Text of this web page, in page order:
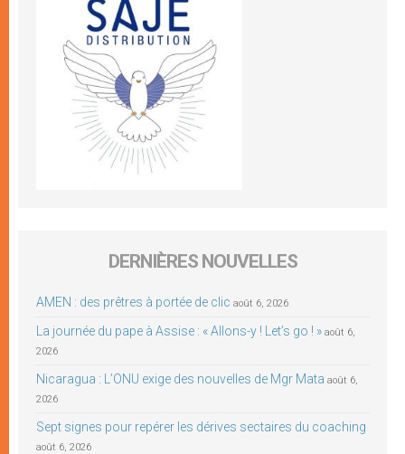
DERNIÈRES NOUVELLES
AMEN : des prêtres à portée de clic août 6, 2026
La journée du pape à Assise : « Allons-y ! Let’s go ! » août 6,
2026
Nicaragua : L’ONU exige des nouvelles de Mgr Mata août 6,
2026
Sept signes pour repérer les dérives sectaires du coaching
août 6, 2026